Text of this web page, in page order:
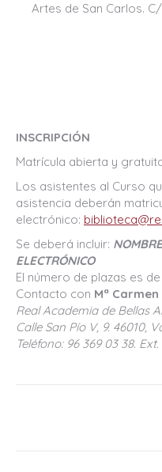
Artes de San Carlos.
INSCRIPCIÓN
Matrícula abierta y
Los asistentes al Curso
asistencia deberán
electrónico:
Se deberá incluir:
ELECTRÓNICO
El número de plazas es
Contacto con Mª
Real Academia de Bellas
Calle San Pío V, 9. 46010,
Teléfono: 96 369 03 38. Ext.